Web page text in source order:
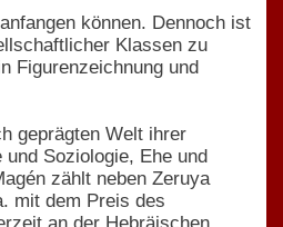
können. Dennoch ist
Klassen zu
Figurenzeichnung und
geprägten Welt ihrer
Soziologie, Ehe und
zählt neben Zeruya
mit dem Preis des